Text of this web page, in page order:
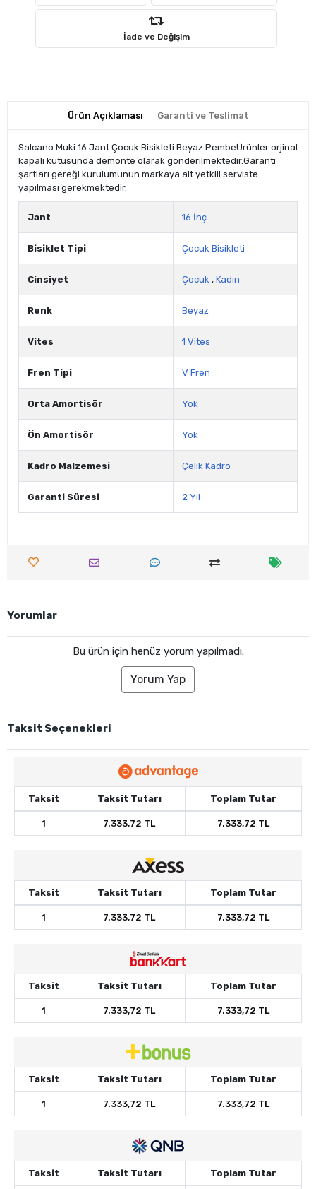
İade ve Değişim
Ürün Açıklaması Garanti ve Teslimat
Salcano Muki 16 Jant Çocuk Bisikleti Beyaz PembeÜrünler orjinal
kapalı kutusunda demonte olarak gönderilmektedir.Garanti
şartları gereği kurulumunun markaya ait yetkili serviste
yapılması gerekmektedir.
Jant 16 İnç
Bisiklet Tipi Çocuk Bisikleti
Cinsiyet Çocuk , Kadın
Renk Beyaz
Vites 1 Vites
Fren Tipi V Fren
Orta Amortisör Yok
Ön Amortisör Yok
Kadro Malzemesi Çelik Kadro
Garanti Süresi 2 Yıl
Yorumlar
Bu ürün için henüz yorum yapılmadı.
Yorum Yap
Taksit Seçenekleri
Taksit Taksit Tutarı Toplam Tutar
1 7.333,72 TL 7.333,72 TL
Taksit Taksit Tutarı Toplam Tutar
1 7.333,72 TL 7.333,72 TL
Taksit Taksit Tutarı Toplam Tutar
1 7.333,72 TL 7.333,72 TL
Taksit Taksit Tutarı Toplam Tutar
1 7.333,72 TL 7.333,72 TL
Taksit Taksit Tutarı Toplam Tutar